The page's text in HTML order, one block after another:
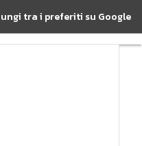
tra i preferiti su Google